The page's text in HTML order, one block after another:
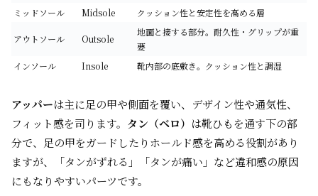
ミッドソール Midsole クッション性と安定性を高める層
アウトソール Outsole
地面と接する部分。耐久性・グリップが重
要
インソール
Insole 靴内部の底敷き。クッション性と調湿
アッパーは主に足の甲や側面を覆い、デザイン性や通気性、
フィット感を司ります。 タン（ベロ） は靴ひもを通す下の部
分で、足の甲をガードしたりホールド感を高める役割があり
ますが、「タンがずれる」「タンが痛い」など違和感の原因
にもなりやすいパーツです。